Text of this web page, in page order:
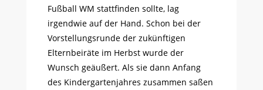
Fußball WM stattfinden sollte, lag
irgendwie auf der Hand. Schon bei der
Vorstellungsrunde der zukünftigen
Elternbeiräte im Herbst wurde der
Wunsch geäußert. Als sie dann Anfang
des Kindergartenjahres zusammen saßen